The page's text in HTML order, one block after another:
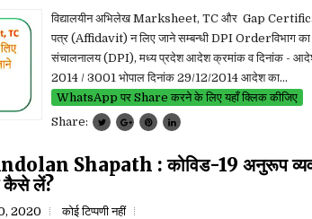
विद्यालयीन अभिलेख Marksheet, TC और Gap
पत्र (Affidavit) न लिए जाने सम्बन्धी DPI Orderविभाग का
संचालनालय (DPI), मध्य प्रदेश आदेश क्रमांक व दिनांक - आदेश
2014 / 3001 भोपाल दिनांक 29/12/2014 आदेश का...
WhatsApp पर Share करने के लिए यहाँ क्लिक कीजिए
Share:
Shapath : कोविड-19 अनुरूप
कैसे लें?
2020
कोई टिप्पणी नहीं